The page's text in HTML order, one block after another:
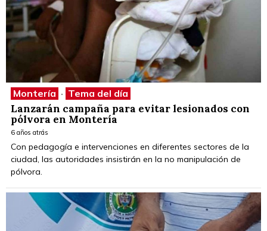
Montería · Tema del día
Lanzarán campaña para evitar lesionados con
pólvora en Montería
6 años atrás
Con pedagogía e intervenciones en diferentes sectores de la
ciudad, las autoridades insistirán en la no manipulación de
pólvora.